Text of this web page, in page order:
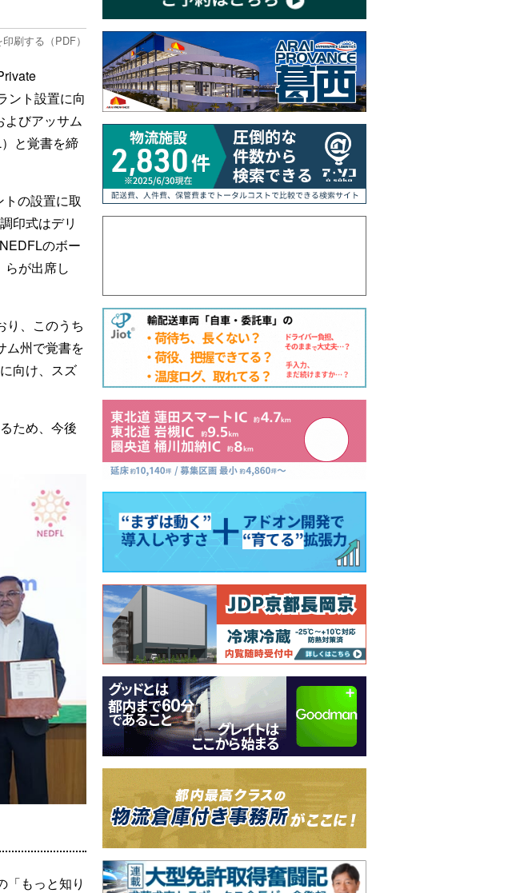
刷する（PDF）
ント設置に向
びアッサム
と覚書を締
の設置に取
印式はデリ
のボー
が出席し
り、このうち
ム州で覚書を
向け、スズ
ため、今後
「もっと知り